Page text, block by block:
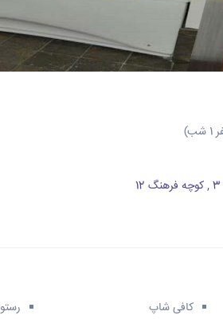
کافی شاپ